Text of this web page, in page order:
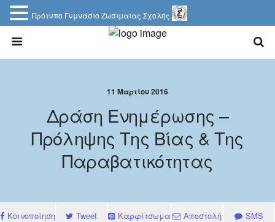
11 Μαρτίου 2016
Δράση Ενημέρωσης –
Πρόληψης Της Βίας & Της
Παραβατικότητας
Κοινοποίηση Tweet Καρφίτσωμα
Αποστολή
SMS
Πρότυπο Γυμνάσιο Ζωσιμαίας Σχολής